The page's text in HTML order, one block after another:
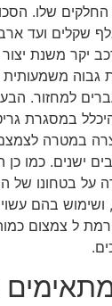
החלקים שלו.
שקלים ועד
גבוה
מועברים
במסגרת
נוצרה במטרה
ישנים. כמו כן
על בטחונו של
ושימוש בהם
ל צמצום